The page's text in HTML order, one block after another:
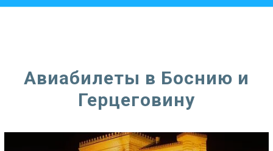
Авиабилеты в Боснию и
Герцеговину